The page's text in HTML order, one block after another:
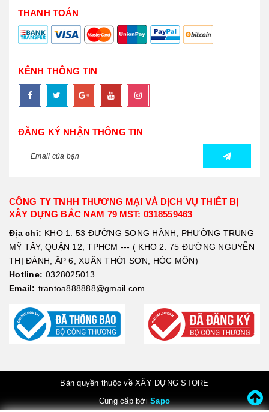
THANH TOÁN
KÊNH THÔNG TIN
ĐĂNG KÝ NHẬN THÔNG TIN
CÔNG TY TNHH THƯƠNG MẠI VÀ DỊCH VỤ THIẾT BỊ
XÂY DỰNG BẮC NAM 79 MST: 0318559463
Địa chỉ: KHO 1: 53 ĐƯỜNG SONG HÀNH, PHƯỜNG TRUNG
MỸ TÂY, QUẬN 12, TPHCM --- ( KHO 2: 75 ĐƯỜNG NGUYỄN
THỊ ĐÀNH, ẤP 6, XUÂN THỚI SƠN, HÓC MÔN)
Hotline: 0328025013
Email: trantoa888888@gmail.com
Bản quyền thuộc về XÂY DỰNG STORE
Cung cấp bởiSapo